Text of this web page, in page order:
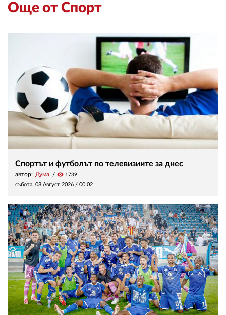
Още от Спорт
Спортът и футболът по телевизиите за днес
автор: Дума visibility 1739
събота, 08 Август 2026 / 00:02